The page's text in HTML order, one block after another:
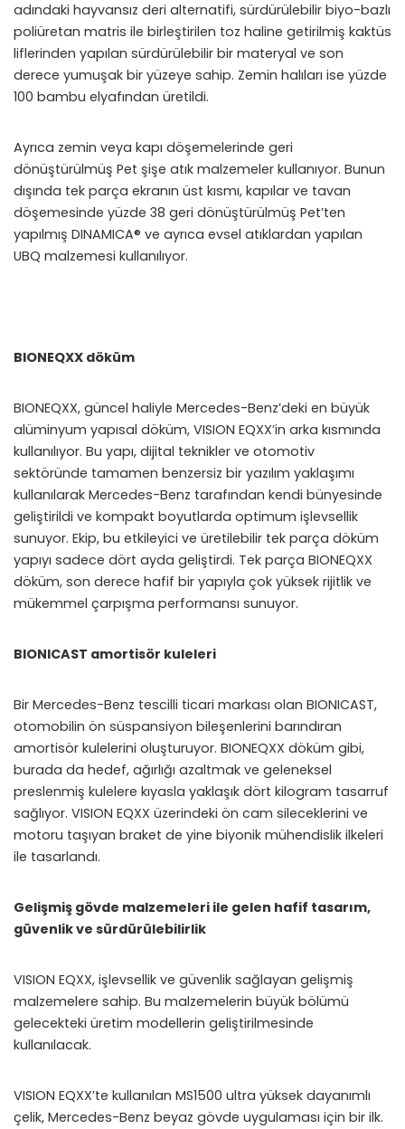
adındaki hayvansız deri alternatifi, sürdürülebilir biyo-bazlı
poliüretan matris ile birleştirilen toz haline getirilmiş kaktüs
liflerinden yapılan sürdürülebilir bir materyal ve son
derece yumuşak bir yüzeye sahip. Zemin halıları ise yüzde
100 bambu elyafından üretildi.
Ayrıca zemin veya kapı döşemelerinde geri
dönüştürülmüş Pet şişe atık malzemeler kullanıyor. Bunun
dışında tek parça ekranın üst kısmı, kapılar ve tavan
döşemesinde yüzde 38 geri dönüştürülmüş Pet’ten
yapılmış DINAMICA® ve ayrıca evsel atıklardan yapılan
UBQ malzemesi kullanılıyor.
BIONEQXX döküm
BIONEQXX, güncel haliyle Mercedes-Benz’deki en büyük
alüminyum yapısal döküm, VISION EQXX’in arka kısmında
kullanılıyor. Bu yapı, dijital teknikler ve otomotiv
sektöründe tamamen benzersiz bir yazılım yaklaşımı
kullanılarak Mercedes-Benz tarafından kendi bünyesinde
geliştirildi ve kompakt boyutlarda optimum işlevsellik
sunuyor. Ekip, bu etkileyici ve üretilebilir tek parça döküm
yapıyı sadece dört ayda geliştirdi. Tek parça BIONEQXX
döküm, son derece hafif bir yapıyla çok yüksek rijitlik ve
mükemmel çarpışma performansı sunuyor.
BIONICAST amortisör kuleleri
Bir Mercedes-Benz tescilli ticari markası olan BIONICAST,
otomobilin ön süspansiyon bileşenlerini barındıran
amortisör kulelerini oluşturuyor. BIONEQXX döküm gibi,
burada da hedef, ağırlığı azaltmak ve geleneksel
preslenmiş kulelere kıyasla yaklaşık dört kilogram tasarruf
sağlıyor. VISION EQXX üzerindeki ön cam sileceklerini ve
motoru taşıyan braket de yine biyonik mühendislik ilkeleri
ile tasarlandı.
Gelişmiş gövde malzemeleri ile gelen hafif tasarım,
güvenlik ve sürdürülebilirlik
VISION EQXX, işlevsellik ve güvenlik sağlayan gelişmiş
malzemelere sahip. Bu malzemelerin büyük bölümü
gelecekteki üretim modellerin geliştirilmesinde
kullanılacak.
VISION EQXX’te kullanılan MS1500 ultra yüksek dayanımlı
çelik, Mercedes-Benz beyaz gövde uygulaması için bir ilk.